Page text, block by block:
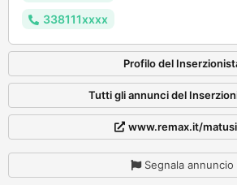
338111xxxx
Profilo del
Tutti gli annunci del
www.remax.it/
Segnala annuncio